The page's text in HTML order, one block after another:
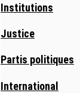
Institutions
Justice
Partis politiques
International